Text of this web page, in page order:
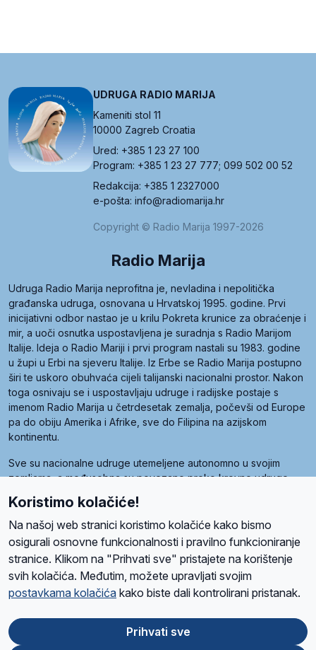
UDRUGA RADIO MARIJA
Kameniti stol 11
10000 Zagreb Croatia
Ured: +385 1 23 27 100
Program: +385 1 23 27 777; 099 502 00 52
Redakcija: +385 1 2327000
e-pošta: info@radiomarija.hr
Copyright © Radio Marija 1997-2026
Radio Marija
Udruga Radio Marija neprofitna je, nevladina i nepolitička
građanska udruga, osnovana u Hrvatskoj 1995. godine. Prvi
inicijativni odbor nastao je u krilu Pokreta krunice za obraćenje i
mir, a uoči osnutka uspostavljena je suradnja s Radio Marijom
Italije. Ideja o Radio Mariji i prvi program nastali su 1983. godine
u župi u Erbi na sjeveru Italije. Iz Erbe se Radio Marija postupno
širi te uskoro obuhvaća cijeli talijanski nacionalni prostor. Nakon
toga osnivaju se i uspostavljaju udruge i radijske postaje s
imenom Radio Marija u četrdesetak zemalja, počevši od Europe
pa do obiju Amerika i Afrike, sve do Filipina na azijskom
kontinentu.
Sve su nacionalne udruge utemeljene autonomno u svojim
zemljama, a međusobna su povezane preko krovne udruge
Radio Maria). Svjetsku obitelj utemeljilo je sedam članica, među
kojima je i hrvatska Udruga Radio Marija.
O namaRadio ProgramVolonteriPrijateljiKontaktPravila privatnosti
Ova stranica je zaštićena Google reCAPTCHA sustavom
Koristimo kolačiće!
Na našoj web stranici koristimo kolačiće kako bismo
osigurali osnovne funkcionalnosti i pravilno funkcioniranje
stranice. Klikom na "Prihvati sve" pristajete na korištenje
svih kolačića. Međutim, možete upravljati svojim
postavkama kolačića kako biste dali kontrolirani pristanak.
Prihvati sve